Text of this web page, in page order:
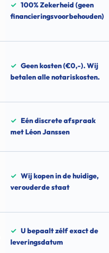
✓ 100% Zekerheid (geen
financieringsvoorbehouden)
✓ Geen kosten (€0,-). Wij
betalen alle notariskosten.
✓ Eén discrete afspraak
met Léon Janssen
✓ Wij kopen in de huidige,
verouderde staat
✓ U bepaalt zélf exact de
leveringsdatum